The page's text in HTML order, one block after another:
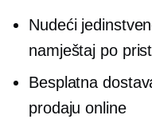
Nudeći
namještaj po
Besplatna
prodaju online